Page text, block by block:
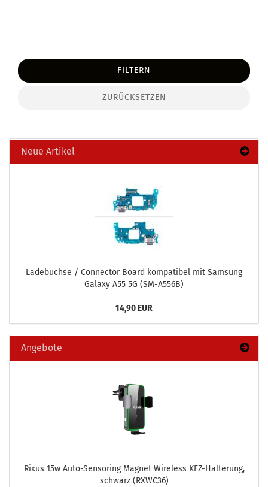
FILTERN
ZURÜCKSETZEN
Neue Artikel
La­de­buch­se / Con­nec­tor Board kom­pa­ti­bel mit Sam­sung
Ga­la­xy A55 5G (SM-​A556B)
14,90 EUR
Angebote
Rixus 15w Auto-​Sensoring Ma­gnet Wire­less KFZ-​Halterung,
schwarz (RXWC36)